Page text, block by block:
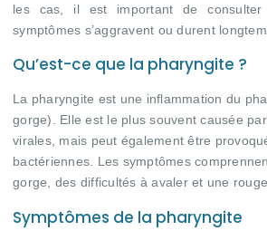
les cas, il est important de
symptômes s’aggravent ou durent
Qu’est-ce que la pharyngite ?
La pharyngite est une inflammation du
gorge). Elle est le plus souvent causée
virales, mais peut également être
bactériennes. Les symptômes
gorge, des difficultés à avaler et une
Symptômes de la pharyngite